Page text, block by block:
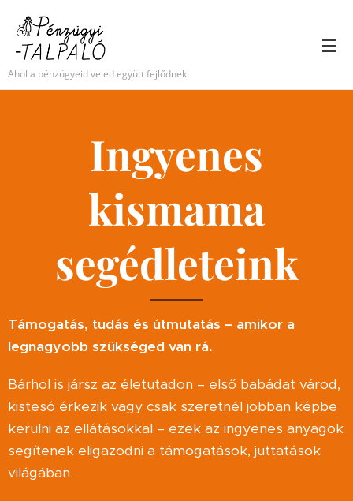
Ahol a pénzügyeid veled együtt fejlődnek.
Ingyenes
kismama
segédleteink
Támogatás, tudás és útmutatás – amikor a
legnagyobb szükséged van rá.
Bárhol is jársz az életutadon – első babádat várod,
kistesó érkezik vagy csak szeretnél jobban képbe
kerülni az ellátásokkal – ezek az ingyenes anyagok
segítenek eligazodni a támogatások, juttatások
világában.